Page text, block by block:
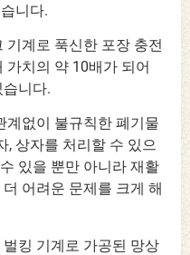
니다.
계로 푹신한 포장 충전
가치의 약 10배가 되어
니다.
없이 불규칙한 폐기물
, 상자를 처리할 수 있으
있을 뿐만 아니라 재활
어려운 문제를 크게 해
킹 기계로 가공된 망상